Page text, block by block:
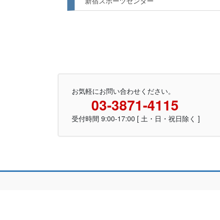
お気軽にお問い合わせください。
03-3871-4115
受付時間 9:00-17:00 [ 土・日・祝日除く ]